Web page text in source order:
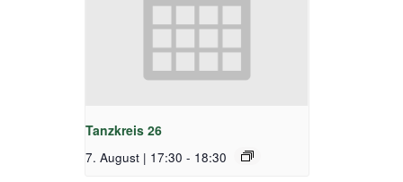
Tanzkreis 26
7. August | 17:30 - 18:30